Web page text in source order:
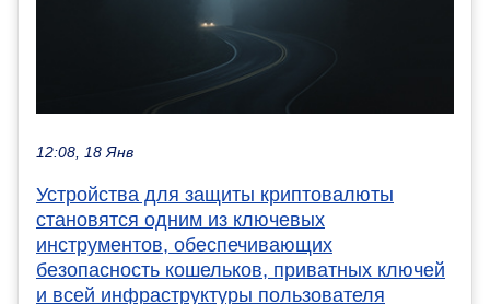
12:08, 18 Янв
Устройства для защиты криптовалюты
становятся одним из ключевых
инструментов, обеспечивающих
безопасность кошельков, приватных ключей
и всей инфраструктуры пользователя